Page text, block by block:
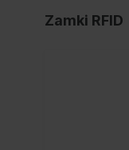
Zamki RFID